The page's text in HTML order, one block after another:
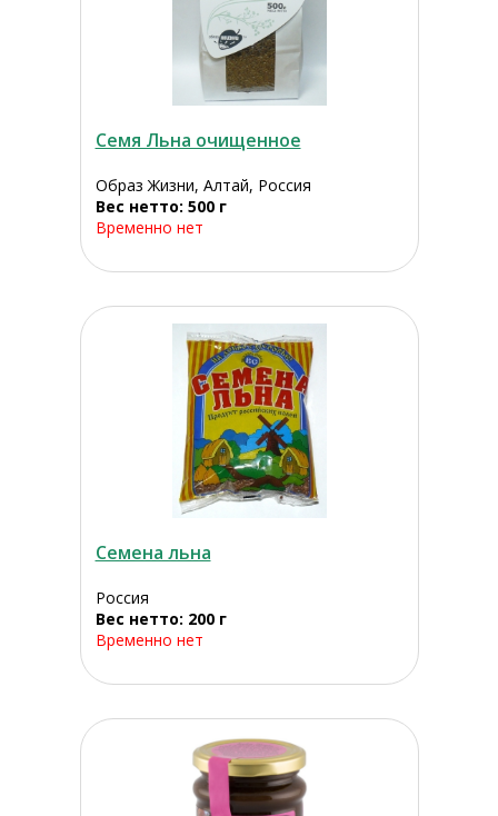
Семя Льна очищенное
Образ Жизни, Алтай, Россия
Вес нетто: 500 г
Временно нет
Семена льна
Россия
Вес нетто: 200 г
Временно нет